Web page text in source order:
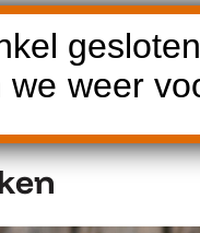
Stoel
weer